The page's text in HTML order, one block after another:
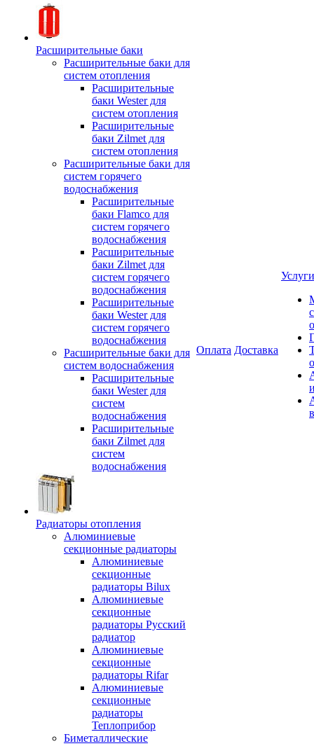
Расширительные баки
Расширительные баки для
систем отопления
Расширительные
баки Wester для
систем отопления
Расширительные
баки Zilmet для
систем отопления
Расширительные баки для
систем горячего
водоснабжения
Расширительные
баки Flamco для
систем горячего
водоснабжения
Расширительные
баки Zilmet для
систем горячего
водоснабжения
Расширительные
баки Wester для
систем горячего
водоснабжения
Расширительные баки для
систем водоснабжения
Расширительные
баки Wester для
систем
водоснабжения
Расширительные
баки Zilmet для
систем
водоснабжения
Радиаторы отопления
Алюминиевые
секционные радиаторы
Алюминиевые
секционные
радиаторы Bilux
Алюминиевые
секционные
радиаторы Русский
радиатор
Алюминиевые
секционные
радиаторы Rifar
Алюминиевые
секционные
радиаторы
Теплоприбор
Биметаллические
Оплата Доставка
Услуги